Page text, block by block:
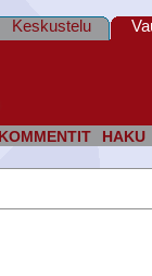
KOMMENTIT HAKU
Keskustelu